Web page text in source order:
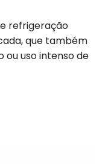
refrigeração
que também
ou uso intenso de